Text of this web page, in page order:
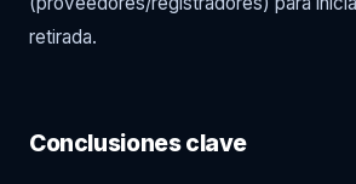
retirada.
Conclusiones clave